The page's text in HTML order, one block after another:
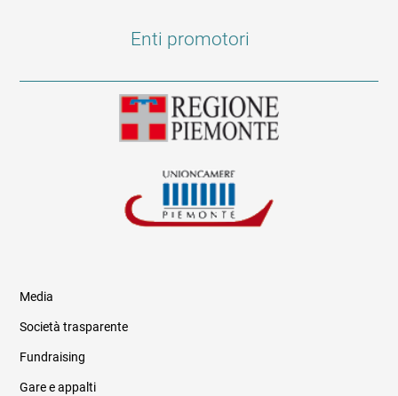
Enti promotori
Informazioni legali e trasparenza
Media
Società trasparente
Fundraising
Gare e appalti